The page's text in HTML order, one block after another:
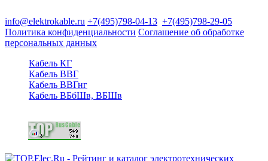
info@elektrokable.ru +7(495)798-04-13 +7(495)798-29-05
Политика конфиденциальности Соглашение об обработке
персональных данных
Кабель КГ
Кабель ВВГ
Кабель ВВГнг
Кабель ВБбШв, ВБШв